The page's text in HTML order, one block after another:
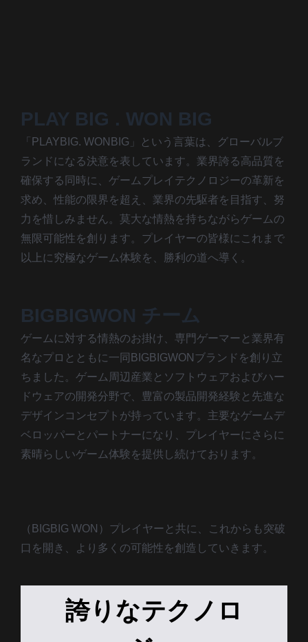
PLAY BIG . WON BIG
「PLAYBIG. WONBIG」という言葉は、グローバルブ
ランドになる決意を表しています。業界誇る高品質を
確保する同時に、ゲームプレイテクノロジーの革新を
求め、性能の限界を超え、業界の先駆者を目指す、努
力を惜しみません。莫大な情熱を持ちながらゲームの
無限可能性を創ります。プレイヤーの皆様にこれまで
以上に究極なゲーム体験を、勝利の道へ導く。
BIGBIGWON チーム
ゲームに対する情熱のお掛け、専門ゲーマーと業界有
名なプロとともに一同BIGBIGWONブランドを創り立
ちました。ゲーム周辺産業とソフトウェアおよびハー
ドウェアの開発分野で、豊富の製品開発経験と先進な
デザインコンセプトが持っています。主要なゲームデ
ベロッパーとパートナーになり、プレイヤーにさらに
素晴らしいゲーム体験を提供し続けております。
（BIGBIG WON）プレイヤーと共に、これからも突破
口を開き、より多くの可能性を創造していきます。
誇りなテクノロ